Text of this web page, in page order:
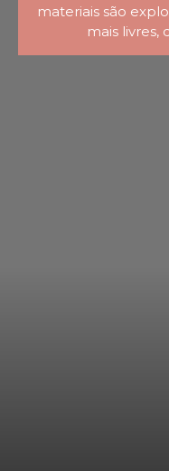
materiais são
mais livres,